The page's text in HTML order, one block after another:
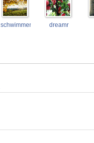
schwimmengool dreamr